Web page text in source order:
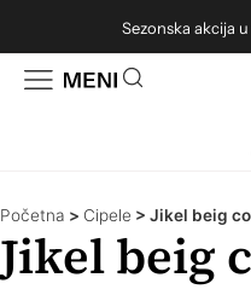
Sezonska akcija
Početna > Cipele > Jikel beig
Jikel beig